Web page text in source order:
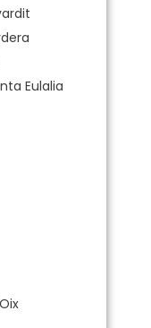
Eulalia